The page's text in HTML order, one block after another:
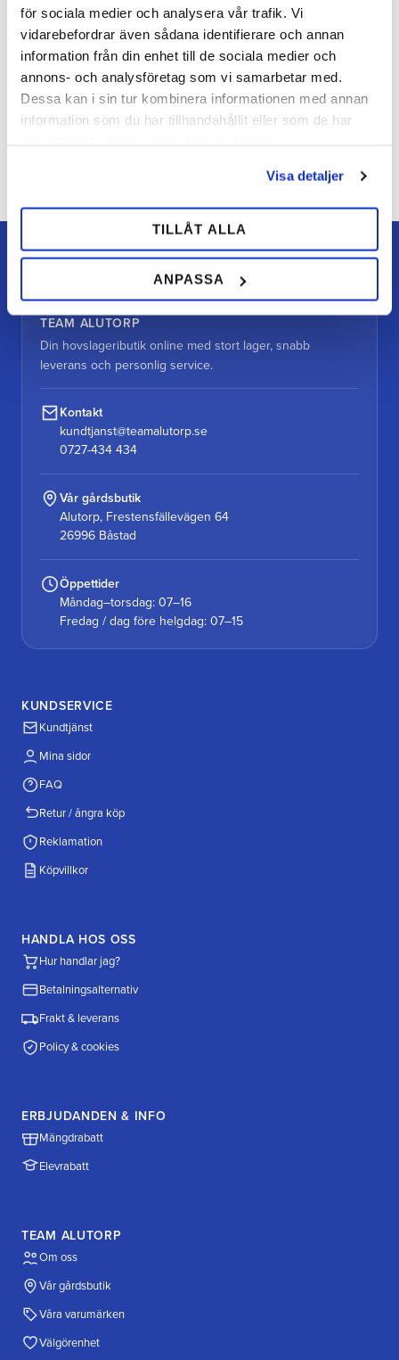
för sociala medier och analysera vår trafik. Vi
vidarebefordrar även sådana identifierare och annan
information från din enhet till de sociala medier och
annons- och analysföretag som vi samarbetar med.
Dessa kan i sin tur kombinera informationen med annan
information som du har tillhandahållit eller som de har
Visa detaljer
TILLÅT ALLA
ANPASSA
TEAM ALUTORP
Din hovslageributik online med stort lager, snabb
leverans och personlig service.
Kontakt
kundtjanst@teamalutorp.se
0727-434 434
Vår gårdsbutik
Alutorp, Frestensfällevägen 64
26996 Båstad
Öppettider
Måndag–torsdag: 07–16
Fredag / dag före helgdag: 07–15
KUNDSERVICE
Kundtjänst
Mina sidor
FAQ
Retur / ångra köp
Reklamation
Köpvillkor
HANDLA HOS OSS
Hur handlar jag?
Betalningsalternativ
Frakt & leverans
Policy & cookies
ERBJUDANDEN & INFO
Mängdrabatt
Elevrabatt
TEAM ALUTORP
Om oss
Vår gårdsbutik
Våra varumärken
Välgörenhet